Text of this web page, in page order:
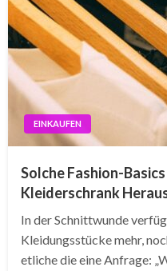
EINKAUFEN
Solche Fashion-
Kleiderschrank
In der Schnittwunde
Kleidungsstücke mehr,
etliche die eine Anfrage: